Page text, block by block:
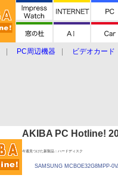
PC周辺機器
ビデオカード
AKIBA PC Hotline!
今週見つけた新製品：ハードディスク
SAMSUNG MCBOE32G8MPP-